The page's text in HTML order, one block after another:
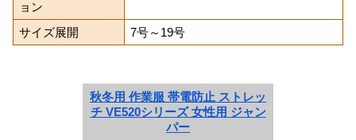
ョン
サイズ展開 7号～19号
秋冬用 作業服 帯電防止 ストレッ
チ VE520シリーズ 女性用 ジャン
パー